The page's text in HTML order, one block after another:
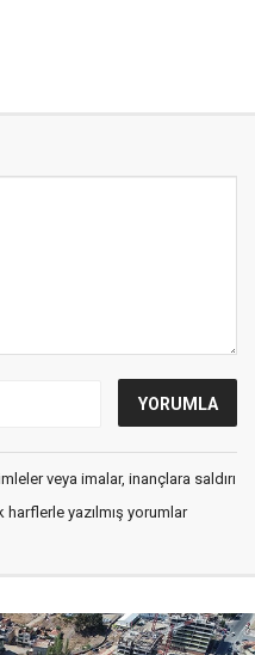
veya imalar, inançlara saldırı
yazılmış yorumlar